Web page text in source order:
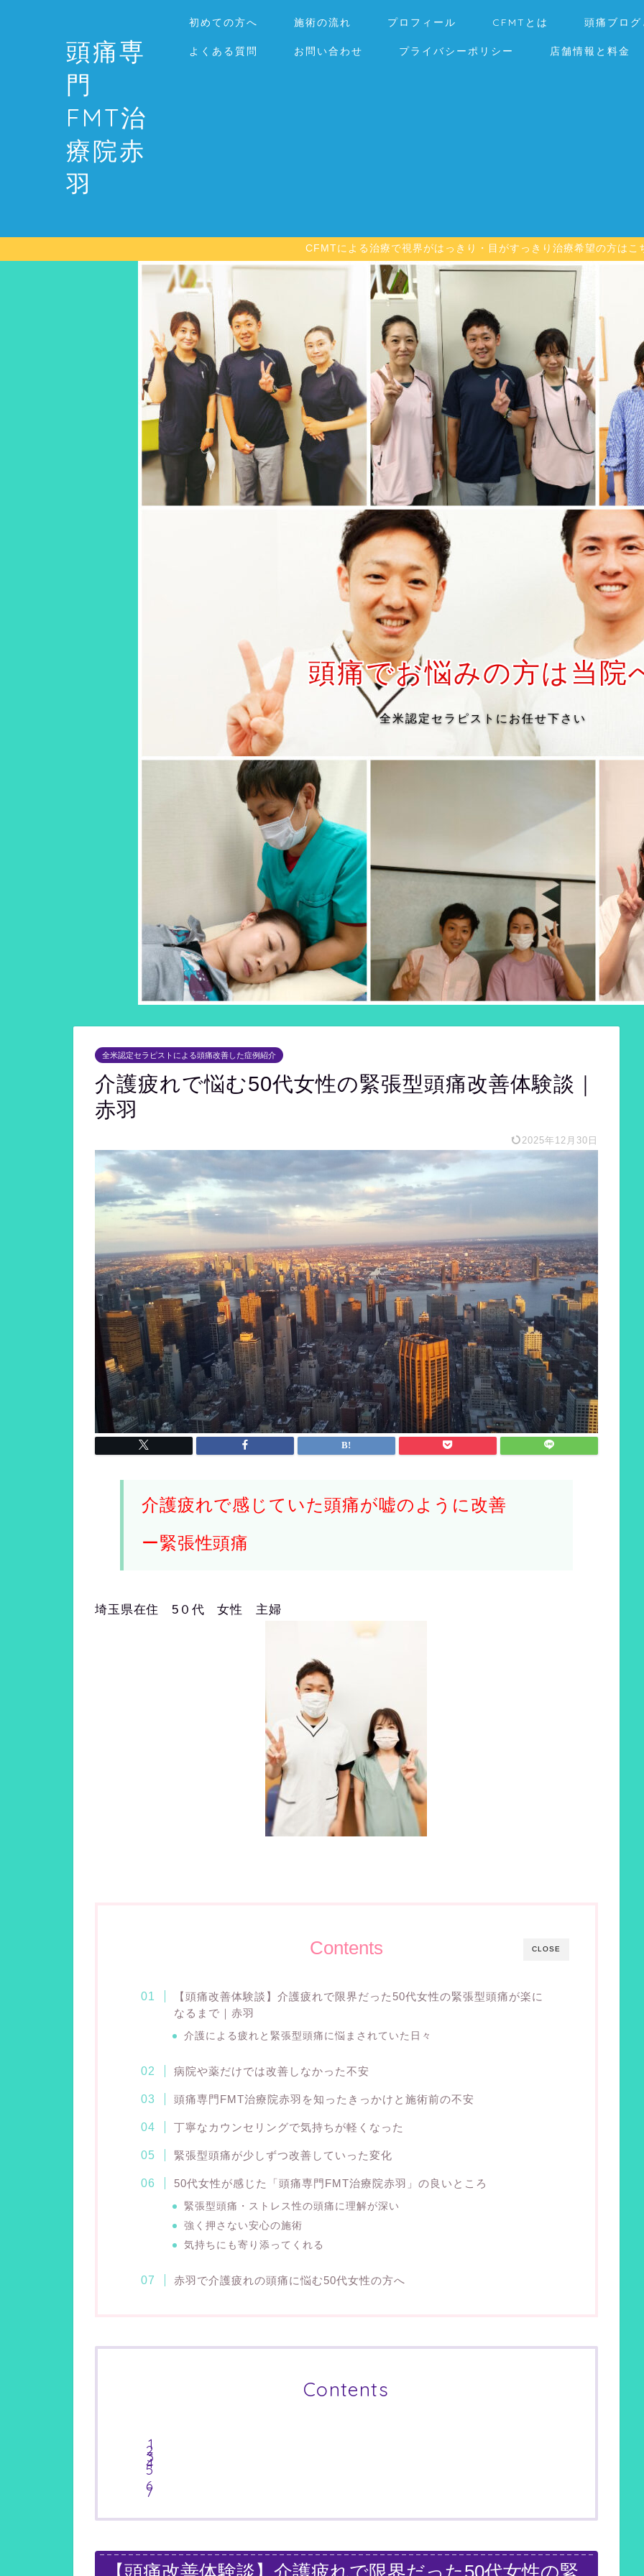
頭痛専
門
FMT治
療院赤
羽
初めての方へ 施術の流れ プロフィール CFMTとは 頭痛ブロ
よくある質問 お問い合わせ プライバシーポリシー 店舗情報と料金
CFMTによる治療で視界がはっきり・目がすっきり治療希望の方はこ
頭痛でお悩みの方は当院
全米認定セラピストにお任せ下さい
全米認定セラピストによる頭痛改善した症例紹介
介護疲れで悩む50代女性の緊張型頭痛改善体験談｜
赤羽
2025年12月30日
介護疲れで感じていた頭痛が嘘のように改善
ー緊張性頭痛
埼玉県在住 5０代 女性 主婦
CLOSE
Contents
【頭痛改善体験談】介護疲れで限界だった50代女性の緊張型頭痛が楽に
なるまで｜赤羽
介護による疲れと緊張型頭痛に悩まされていた日々
病院や薬だけでは改善しなかった不安
頭痛専門FMT治療院赤羽を知ったきっかけと施術前の不安
丁寧なカウンセリングで気持ちが軽くなった
緊張型頭痛が少しずつ改善していった変化
50代女性が感じた「頭痛専門FMT治療院赤羽」の良いところ
緊張型頭痛・ストレス性の頭痛に理解が深い
強く押さない安心の施術
気持ちにも寄り添ってくれる
赤羽で介護疲れの頭痛に悩む50代女性の方へ
Contents